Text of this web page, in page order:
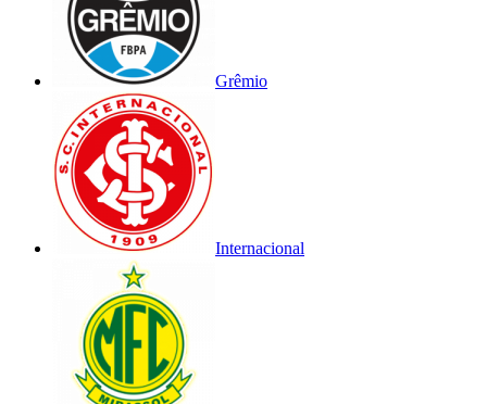
Grêmio
Internacional